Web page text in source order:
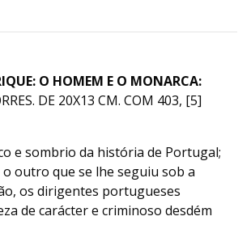
O HOMEM E O MONARCA:
DE 20X13 CM. COM 403, [5]
e sombrio da história de Portugal;
outro que se lhe seguiu sob a
os dirigentes portugueses
de carácter e criminoso desdém